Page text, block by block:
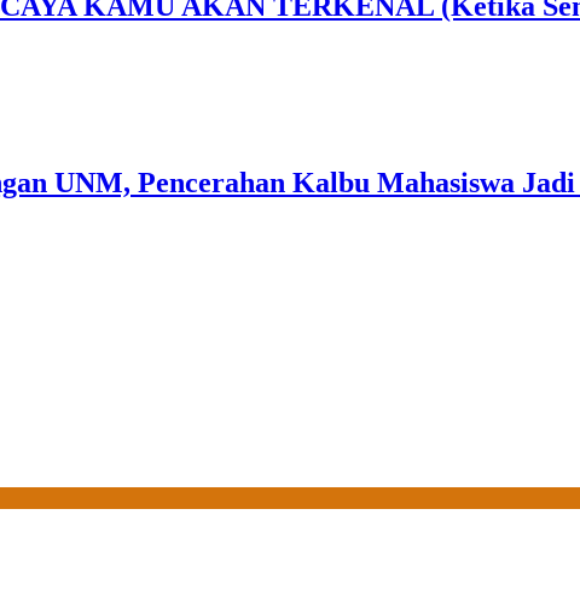
KAMU AKAN TERKENAL (Ketika
UNM, Pencerahan Kalbu Mahasiswa